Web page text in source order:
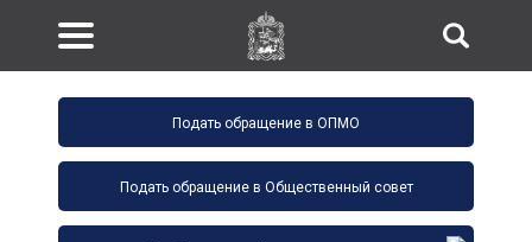
Подать обращение в ОПМО
Подать обращение в Общественный совет